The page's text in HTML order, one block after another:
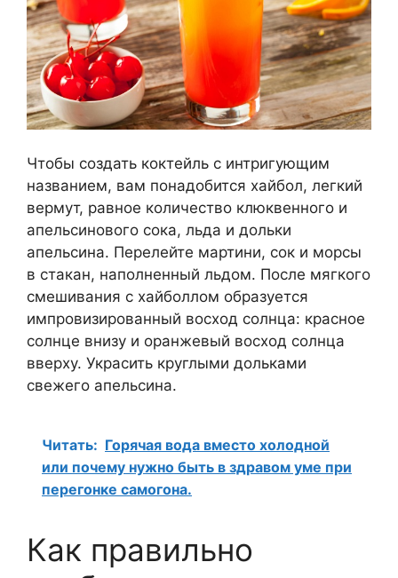
Чтобы создать коктейль с интригующим
названием, вам понадобится хайбол, легкий
вермут, равное количество клюквенного и
апельсинового сока, льда и дольки
апельсина. Перелейте мартини, сок и морсы
в стакан, наполненный льдом. После мягкого
смешивания с хайболлом образуется
импровизированный восход солнца: красное
солнце внизу и оранжевый восход солнца
вверху. Украсить круглыми дольками
свежего апельсина.
Читать: Горячая вода вместо холодной
или почему нужно быть в здравом уме при
перегонке самогона.
Как правильно